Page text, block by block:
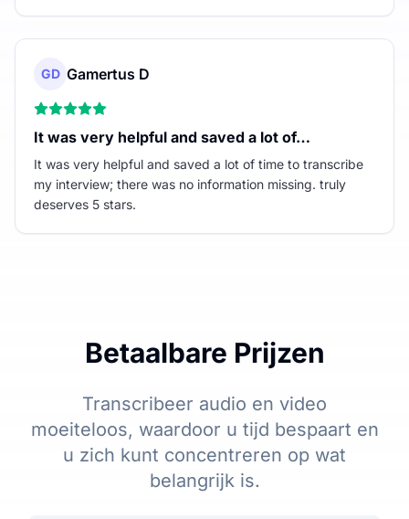
GD Gamertus D
It was very helpful and saved a lot of…
It was very helpful and saved a lot of time to transcribe
my interview; there was no information missing. truly
deserves 5 stars.
Betaalbare Prijzen
Transcribeer audio en video
moeiteloos, waardoor u tijd bespaart en
u zich kunt concentreren op wat
belangrijk is.